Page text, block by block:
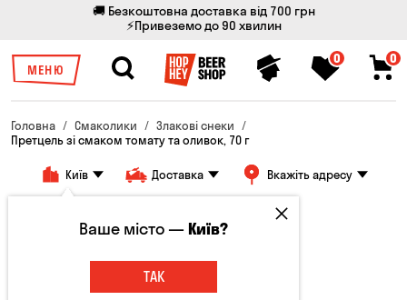
🚚 Безкоштовна доставка від 700 грн
⚡Привеземо до 90 хвилин
МЕНЮ
0 0
Головна Смаколики
Злакові снеки
Претцель зі смаком томату та оливок, 70 г
Київ Доставка Вкажіть адресу
Ваше місто —Київ?
ТАК